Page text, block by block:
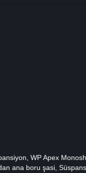
WP Apex
ana boru şasi,